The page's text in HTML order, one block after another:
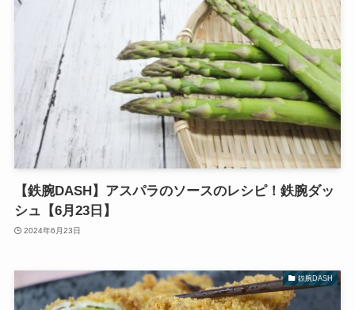
【鉄腕DASH】アスパラのソースのレシピ！鉄腕ダッ
シュ【6月23日】
2024年6月23日
鉄腕DASH